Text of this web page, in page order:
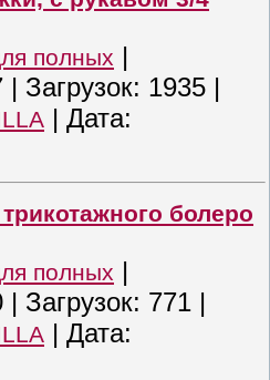
полных |
| Загрузок: 1935 |
| Дата:
болеро
полных |
| Загрузок: 771 |
| Дата: